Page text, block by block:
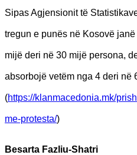
Sipas Agjensionit të
tregun e punës në Kosovë
mijë deri në 30 mijë persona,
absorbojë vetëm nga 4 deri në
(https://klanmacedonia.mk/
me-protesta/)
Besarta Fazliu-Shatri